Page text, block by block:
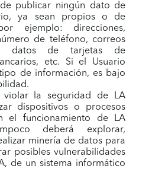
publicar ningún dato de
ya sean propios o de
ejemplo: direcciones,
de teléfono, correos
datos de tarjetas de
etc. Si el Usuario
de información, es bajo
violar la seguridad de LA
dispositivos o procesos
el funcionamiento de LA
deberá explorar,
minería de datos para
posibles vulnerabilidades
de un sistema informático